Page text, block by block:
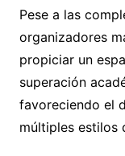
Pese a las
organizadores
propiciar un
superación
favoreciendo el
múltiples estilos